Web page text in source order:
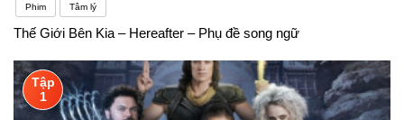
Phim Tâm lý
Thế Giới Bên Kia – Hereafter – Phụ đề song ngữ
Tập
1